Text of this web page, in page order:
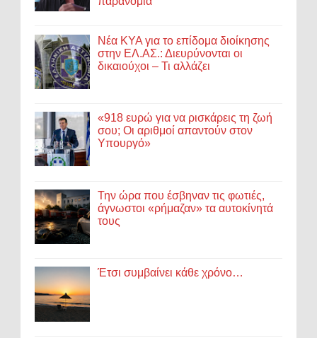
Νέα ΚΥΑ για το επίδομα διοίκησης
στην ΕΛ.ΑΣ.: Διευρύνονται οι
δικαιούχοι – Τι αλλάζει
«918 ευρώ για να ρισκάρεις τη ζωή
σου; Οι αριθμοί απαντούν στον
Υπουργό»
Την ώρα που έσβηναν τις φωτιές,
άγνωστοι «ρήμαζαν» τα αυτοκίνητά
τους
Έτσι συμβαίνει κάθε χρόνο…